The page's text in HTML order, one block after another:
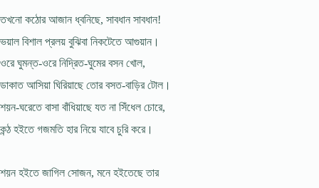
তখনো কঠোর আজান ধ্বনিছে, সাবধান সাবধান!
ভয়াল বিশাল প্রলয় বুঝিবা নিকটেতে আগুয়ান।
ওরে ঘুমন্ত-ওরে নিদ্রিত-ঘুমের বসন খোল,
ডাকাত আসিয়া ঘিরিয়াছে তোর বসত-বাড়ির টোল।
শয়ন-ঘরেতে বাসা বাঁধিয়াছে যত না সিঁধেল চোরে,
কন্ঠ হইতে গজমতি হার নিয়ে যাবে চুরি করে।
শয়ন হইতে জাগিল সোজন, মনে হইতেছে তার